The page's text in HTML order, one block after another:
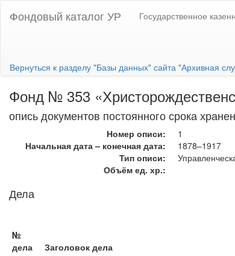
Фондовый каталог УР Государственное
Вернуться к разделу "Базы данных" сайта "Архивная
Фонд № 353
опись документов постоянного срока
Номер описи:
1
Начальная дата – конечная дата:
1878–1917
Тип описи:
Объём ед. хр.:
Дела
№
дела
Заголовок дела